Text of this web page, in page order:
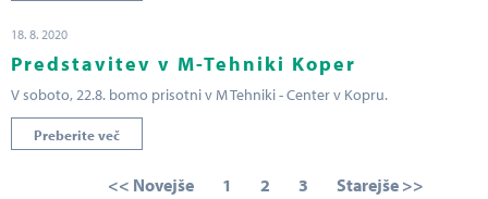
18. 8. 2020
Predstavitev v M-Tehniki Koper
V soboto, 22.8. bomo prisotni v M Tehniki - Center v Kopru.
Preberite več
<< Novejše 1 2 3 Starejše >>